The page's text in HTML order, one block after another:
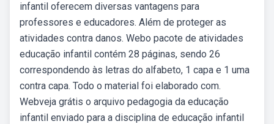
infantil oferecem diversas vantagens para
professores e educadores. Além de proteger as
atividades contra danos. Webo pacote de atividades
educação infantil contém 28 páginas, sendo 26
correspondendo às letras do alfabeto, 1 capa e 1 uma
contra capa. Todo o material foi elaborado com.
Webveja grátis o arquivo pedagogia da educação
infantil enviado para a disciplina de educação infantil